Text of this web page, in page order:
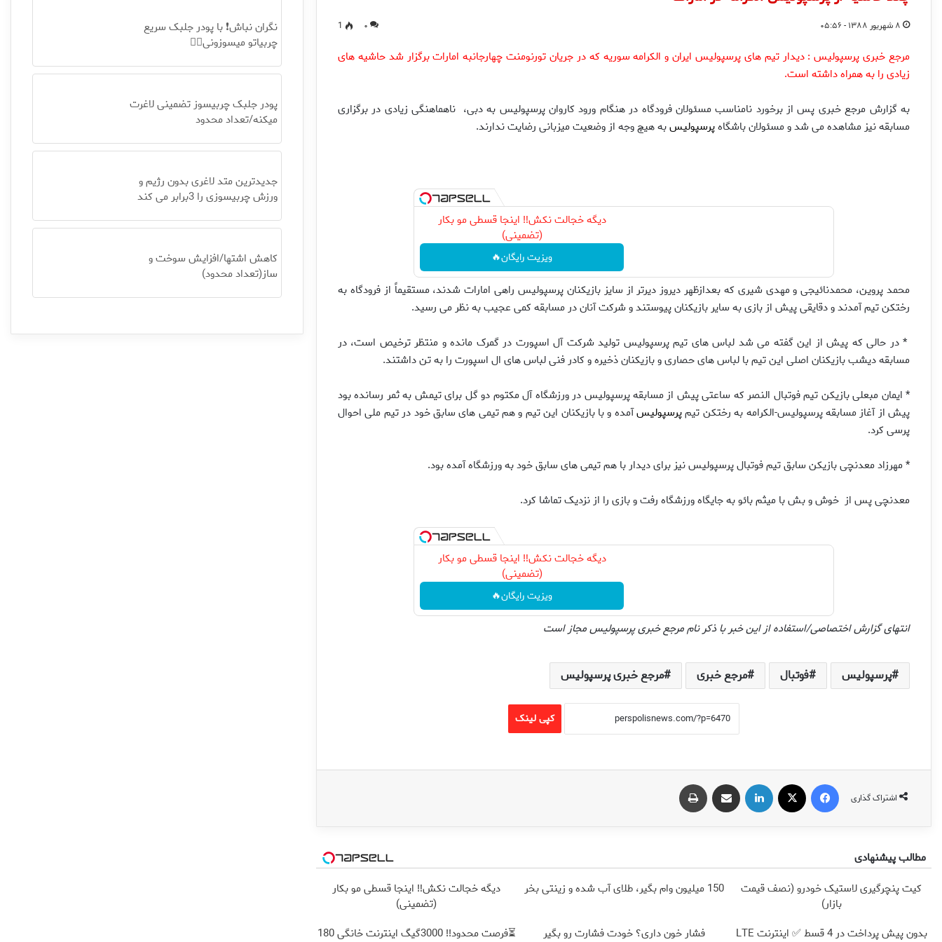
۸ شهریور ۱۳۸۸ - ۰۵:۵۶ ۰ 1
مرجع خبری پرسپولیس : دیدار تیم های پرسپولیس ایران و الکرامه سوریه که در جریان تورنومنت چهارجانبه امارات برگزار شد حاشیه های
زیادی را به همراه داشته است.
به گزارش مرجع خبری پس از برخورد نامناسب مسئولان فرودگاه در هنگام ورود کاروان پرسپولیس به دبی، ناهماهنگی زیادی در برگزاری
مسابقه نیز مشاهده می شد و مسئولان باشگاهپرسپولیسبه هیچ وجه از وضعیت میزبانی رضایت ندارند.
دیگه خجالت نکش‼️ اینجا قسطی مو بکار
(تضمینی)
ویزیت رایگان🔥
محمد پروین، محمدنائیجی و مهدی شیری که بعدازظهر دیروز دیرتر از سایز بازیکنان پرسپولیس راهی امارات شدند، مستقیماً از فرودگاه به
رختکن تیم آمدند و دقایقی پیش از بازی به سایر بازیکنان پیوستند و شرکت آنان در مسابقه کمی عجیب به نظر می رسید.
* در حالی که پیش از این گفته می شد لباس های تیم پرسپولیس تولید شرکت آل اسپورت در گمرک مانده و منتظر ترخیص است، در
مسابقه دیشب بازیکنان اصلی این تیم با لباس های حصاری و بازیکنان ذخیره و کادر فنی لباس های ال اسپورت را به تن داشتند.
* ایمان مبعلی بازیکن تیم فوتبال النصر که ساعتی پیش از مسابقه پرسپولیس در ورزشگاه آل مکتوم دو گل برای تیمش به ثمر رسانده بود
پیش از آغاز مسابقه پرسپولیس-الکرامه به رختکن تیمپرسپولیسآمده و با بازیکنان این تیم و هم تیمی های سابق خود در تیم ملی احوال
پرسی کرد.
* مهرزاد معدنچی بازیکن سابق تیم فوتبال پرسپولیس نیز برای دیدار با هم تیمی های سابق خود به ورزشگاه آمده بود.
معدنچی پس از خوش و بش با میثم بائو به جایگاه ورزشگاه رفت و بازی را از نزدیک تماشا کرد.
دیگه خجالت نکش‼️ اینجا قسطی مو بکار
(تضمینی)
ویزیت رایگان🔥
انتهای گزارش اختصاصی/استفاده از این خبر با ذکر نام مرجع خبری پرسپولیس مجاز است
پرسپولیس فوتبال مرجع خبری مرجع خبری پرسپولیس
کپی لینک
اشتراک گذاری
فیس بوک لینکدین اشتراک گذاری از طریق ایمیل
مطالب پیشنهادی
کیت پنچرگیری لاستیک خودرو (نصف قیمت
بازار)
150 میلیون وام بگیر، طلای آب شده و زینتی بخر
دیگه خجالت نکش‼️ اینجا قسطی مو بکار
(تضمینی)
بدون پیش پرداخت در 4 قسط ✅ اینترنت LTE
فشار خون داری؟ خودت فشارت رو بگیر
⏳فرصت محدود!! 3000گیگ اینترنت خانگی 180
نگران نباش❗ با پودر جلبک سریع
چربیاتو میسوزونی👌🏻
پودر جلبک چربیسوز تضمینی لاغرت
میکنه/تعداد محدود
جدیدترین متد لاغری بدون رژیم و
ورزش چربیسوزی را 3برابر می کند
کاهش اشتها/افزایش سوخت و
ساز(تعداد محدود)